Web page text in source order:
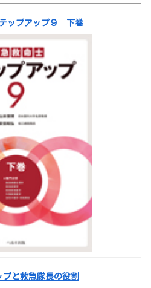
ップアップ９ 下巻
プと救急隊長の役割